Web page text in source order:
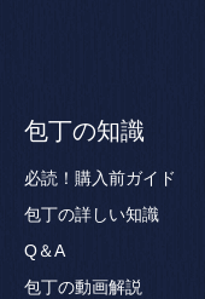
包丁の知識
必読！購入前ガイド
包丁の詳しい知識
Q＆A
包丁の動画解説